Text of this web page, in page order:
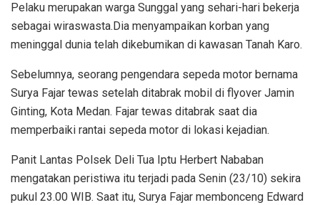
Pelaku merupakan warga Sunggal yang sehari-hari bekerja
sebagai wiraswasta.Dia menyampaikan korban yang
meninggal dunia telah dikebumikan di kawasan Tanah Karo.
Sebelumnya, seorang pengendara sepeda motor bernama
Surya Fajar tewas setelah ditabrak mobil di flyover Jamin
Ginting, Kota Medan. Fajar tewas ditabrak saat dia
memperbaiki rantai sepeda motor di lokasi kejadian.
Panit Lantas Polsek Deli Tua Iptu Herbert Nababan
mengatakan peristiwa itu terjadi pada Senin (23/10) sekira
pukul 23.00 WIB. Saat itu, Surya Fajar membonceng Edward